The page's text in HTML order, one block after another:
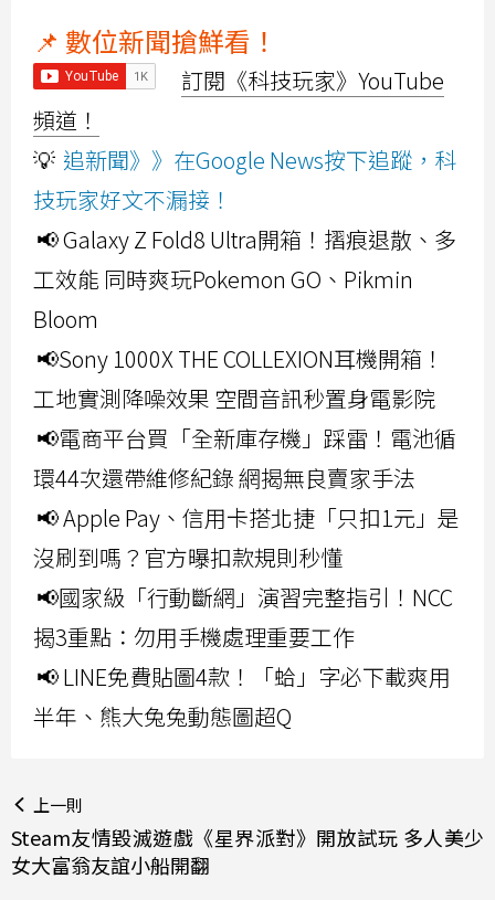
📌 數位新聞搶鮮看！
訂閱《科技玩家》YouTube
頻道！
💡 追新聞》》在Google News按下追蹤，科
技玩家好文不漏接！
📢 Galaxy Z Fold8 Ultra開箱！摺痕退散、多
工效能 同時爽玩Pokemon GO、Pikmin
Bloom
📢Sony 1000X THE COLLEXION耳機開箱！
工地實測降噪效果 空間音訊秒置身電影院
📢電商平台買「全新庫存機」踩雷！電池循
環44次還帶維修紀錄 網揭無良賣家手法
📢 Apple Pay、信用卡搭北捷「只扣1元」是
沒刷到嗎？官方曝扣款規則秒懂
📢國家級「行動斷網」演習完整指引！NCC
揭3重點：勿用手機處理重要工作
📢 LINE免費貼圖4款！「蛤」字必下載爽用
半年、熊大兔兔動態圖超Q
上一則
Steam友情毀滅遊戲《星界派對》開放試玩 多人美少
女大富翁友誼小船開翻